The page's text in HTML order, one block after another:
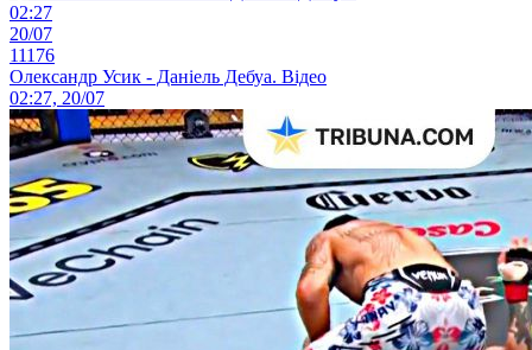
02:27
20/07
11176
Олександр Усик - Даніель Дебуа. Відео
02:27, 20/07